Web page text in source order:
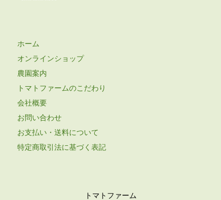
ホーム
オンラインショップ
農園案内
トマトファームのこだわり
会社概要
お問い合わせ
お支払い・送料について
特定商取引法に基づく表記
トマトファーム